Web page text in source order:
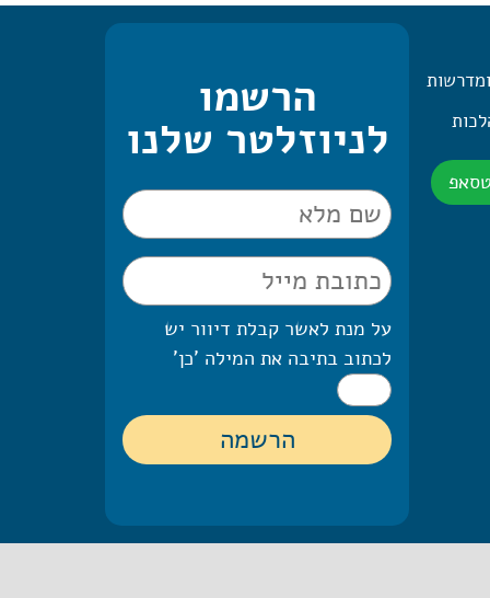
– 2 הלכות
הרשמו
לניוזלטר שלנו
על מנת לאשר קבלת דיוור יש
לכתוב בתיבה את המילה 'כן'